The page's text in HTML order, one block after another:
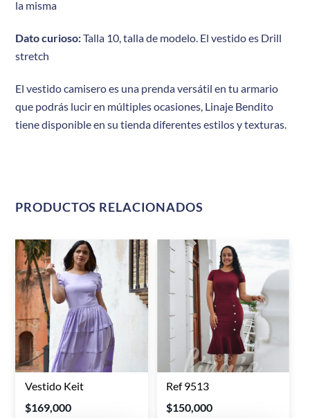
la misma
Dato curioso:Talla 10, talla de modelo. El vestido es Drill
stretch
El vestido camisero es una prenda versátil en tu armario
que podrás lucir en múltiples ocasiones, Linaje Bendito
tiene disponible en su tienda diferentes estilos y texturas.
PRODUCTOS RELACIONADOS
Vestido Keit
$169,000
Este
producto
Ref 9513
$150,000
Este
producto